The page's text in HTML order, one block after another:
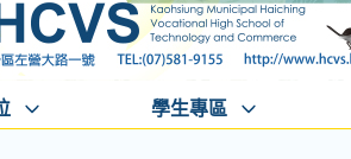
學生專區